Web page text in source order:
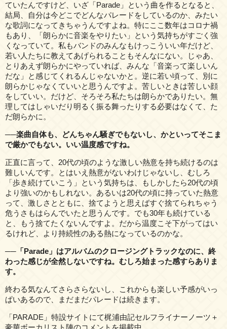
ていたんですけど、いざ「Parade」という曲を作るとなると、
結局、自分は今どこでどんなパレードをしているのか、みたい
な歌詞になってきちゃうんですよね。特にここ数年はコロナ禍
もあり、「朗らかに音楽をやりたい」という気持ちがすごく強
くなっていて。私もバンドのみんなもけっこういい年だけど、
若い人たちに教えてあげられることもそんなにない。じゃあ、
とりあえず朗らかにやっていれば、みんな「音楽って楽しいん
だな」と感じてくれるんじゃないかと。逆に若い頃って、別に
朗らかじゃなくていいと思うんですよ。苦しいときは苦しい顔
をしていい。だけど、そろそろ私たちは朗らかでありたい。無
理してはしゃいだり明るく振る舞ったりする必要はなくて、た
だ朗らかに。
──楽曲自体も、どんちゃん騒ぎでもないし、かといってそこま
で厳かでもない。いい温度感ですね。
正直に言って、20代の頃のような激しい熱意を持ち続けるのは
難しいんです。とはいえ熱意がないわけじゃないし、むしろ
「歩き続けていこう」という気持ちは、もしかしたら20代の頃
より強いのかもしれない。あるいは20代の頃に持っていた熱意
って、激しさとともに、捨てようと思えばすぐ捨てられちゃう
危うさもはらんでいたと思うんです。でも30年も続けている
と、もう捨てたくないんですよ。だから温度こそ下がってはい
るけれど、より持続性のある熱になっているのかな。
──「Parade」はアルバムのクロージングトラックなのに、終
わった感じが全然しないですね。むしろ始まった感すらありま
す。
終わる気なんてさらさらないし、これからも楽しい予感がいっ
ぱいあるので、まだまだパレードは続きます。
「PARADE」特設サイトにて梶浦由記セルフライナーノーツ＋